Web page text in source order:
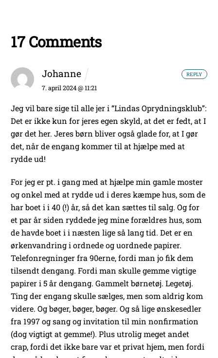
17 Comments
Johanne
7. april 2024 @ 11:21
Jeg vil bare sige til alle jer i “Lindas Oprydningsklub”:
Det er ikke kun for jeres egen skyld, at det er fedt, at I
gør det her. Jeres børn bliver også glade for, at I gør
det, når de engang kommer til at hjælpe med at
rydde ud!
For jeg er pt. i gang med at hjælpe min gamle moster
og onkel med at rydde ud i deres kæmpe hus, som de
har boet i i 40 (!) år, så det kan sættes til salg. Og for
et par år siden ryddede jeg mine forældres hus, som
de havde boet i i næsten lige så lang tid. Det er en
ørkenvandring i ordnede og uordnede papirer.
Telefonregninger fra 90erne, fordi man jo fik dem
tilsendt dengang. Fordi man skulle gemme vigtige
papirer i 5 år dengang. Gammelt børnetøj. Legetøj.
Ting der engang skulle sælges, men som aldrig kom
videre. Og bøger, bøger, bøger. Og så lige ønskesedler
fra 1997 og sang og invitation til min nonfirmation
(dog vigtigt at gemme!). Plus utrolig meget andet
crap, fordi det ikke bare var et privat hjem, men fordi
REPLY